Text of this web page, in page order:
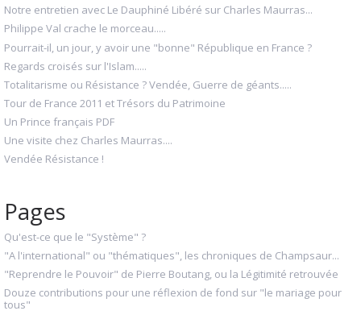
Notre entretien avec Le Dauphiné Libéré sur Charles Maurras...
Philippe Val crache le morceau.....
Pourrait-il, un jour, y avoir une "bonne" République en France ?
Regards croisés sur l'Islam.....
Totalitarisme ou Résistance ? Vendée, Guerre de géants.....
Tour de France 2011 et Trésors du Patrimoine
Un Prince français PDF
Une visite chez Charles Maurras....
Vendée Résistance !
Pages
Qu'est-ce que le "Système" ?
"A l'international" ou "thématiques", les chroniques de Champsaur...
"Reprendre le Pouvoir" de Pierre Boutang, ou la Légitimité retrouvée
Douze contributions pour une réflexion de fond sur "le mariage pour
tous"